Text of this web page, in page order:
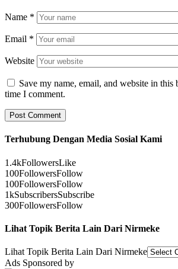
Name *
Email *
Website
Save my name, email, and website in this
time I comment.
Terhubung Dengan Media Sosial Kami
1.4kFollowersLike
100FollowersFollow
100FollowersFollow
1kSubscribersSubscribe
300FollowersFollow
Lihat Topik Berita Lain Dari Nirmeke
Lihat Topik Berita Lain Dari Nirmeke
Ads Sponsored by